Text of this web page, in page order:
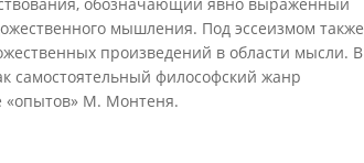
мышления. Под эссеизмом также
произведений в области мысли. В
самостоятельный философский жанр
«опытов» М. Монтеня.